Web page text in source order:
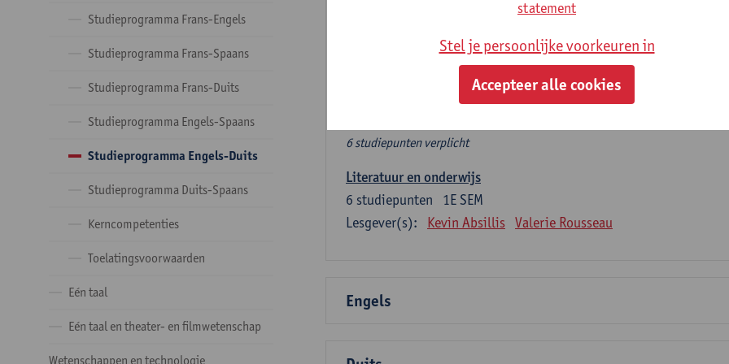
Studieprogramma Frans-Engels
Studieprogramma Frans-Spaans
Studieprogramma Frans-Duits
Studieprogramma Engels-Spaans
Studieprogramma Engels-Duits
Studieprogramma Duits-Spaans
Kerncompetenties
Toelatingsvoorwaarden
Eén taal
Eén taal en theater- en filmwetenschap
Wetenschappen en technologie
Verplicht algemeen opleidingsonderdeel
Deze 6 verplichte studiepunten tellen mee in de
6 studiepunten verplicht
Literatuur en onderwijs
1E SEM
6 studiepunten
Lesgever(s):
Kevin Absillis Valerie Rousseau
Engels
statement
Stel je persoonlijke voorkeuren in
Accepteer alle cookies